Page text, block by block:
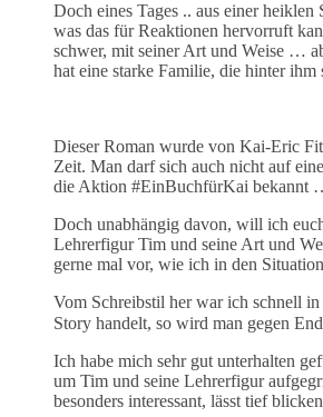
Doch eines Tages .. aus einer
was das für Reaktionen hervorruft
schwer, mit seiner Art und Weise …
hat eine starke Familie, die hinter
Dieser Roman wurde von Kai-Eric
Zeit. Man darf sich auch nicht auf
die Aktion #EinBuchfürKai bekannt
Doch unabhängig davon, will ich
Lehrerfigur Tim und seine Art und
gerne mal vor, wie ich in den
Vom Schreibstil her war ich schnell
Story handelt, so wird man gegen
Ich habe mich sehr gut unterhalten
um Tim und seine Lehrerfigur
besonders interessant, lässt tief